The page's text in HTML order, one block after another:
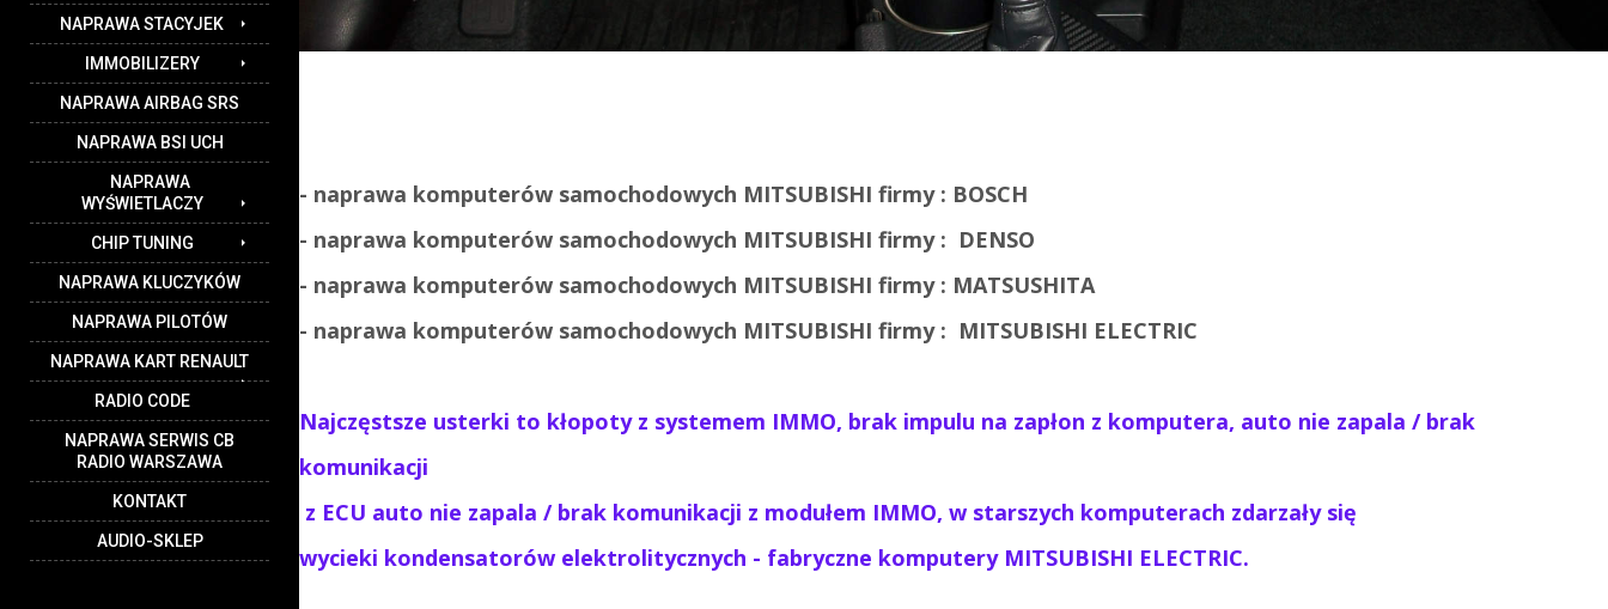
NAPRAWA STACYJEK
IMMOBILIZERY
NAPRAWA AIRBAG SRS
NAPRAWA BSI UCH
NAPRAWA
WYŚWIETLACZY
CHIP TUNING
NAPRAWA KLUCZYKÓW
NAPRAWA PILOTÓW
NAPRAWA KART RENAULT
RADIO CODE
NAPRAWA SERWIS CB
RADIO WARSZAWA
KONTAKT
AUDIO-SKLEP
- naprawa komputerów samochodowych MITSUBISHI firmy : BOSCH
- naprawa komputerów samochodowych MITSUBISHI firmy : DENSO
- naprawa komputerów samochodowych MITSUBISHI firmy : MATSUSHITA
- naprawa komputerów samochodowych MITSUBISHI firmy : MITSUBISHI ELECTRIC
Najczęstsze usterki to kłopoty z systemem IMMO, brak impulu na zapłon z komputera, auto nie zapala / brak
komunikacji
z ECU auto nie zapala / brak komunikacji z modułem IMMO, w starszych komputerach zdarzały się
wycieki kondensatorów elektrolitycznych - fabryczne komputery MITSUBISHI ELECTRIC.